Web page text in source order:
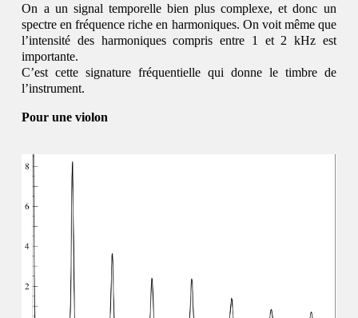
On a un signal temporelle bien plus complexe, et donc un
spectre en fréquence riche en harmoniques. On voit même que
l’intensité des harmoniques compris entre 1 et 2 kHz est
importante.
C’est cette signature fréquentielle qui donne le timbre de
l’instrument.
Pour une violon